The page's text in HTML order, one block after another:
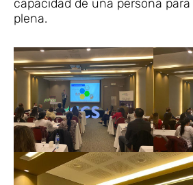
capacidad de una persona
plena.